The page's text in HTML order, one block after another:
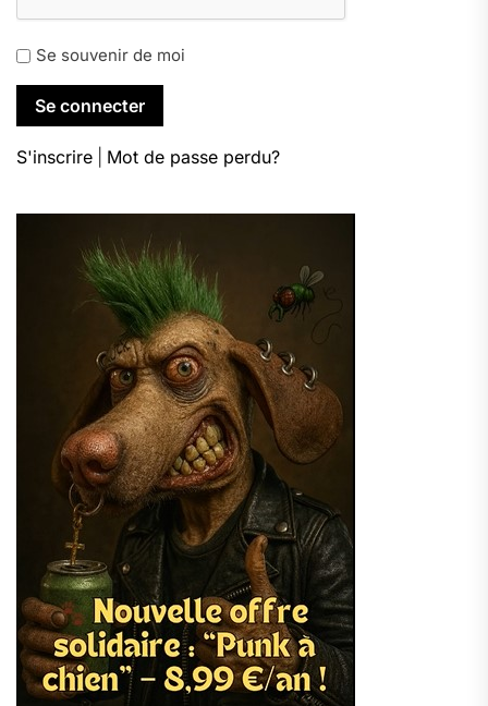
Se souvenir de moi
S'inscrire Mot de passe perdu?